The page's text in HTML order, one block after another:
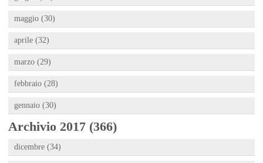
maggio (30)
aprile (32)
marzo (29)
febbraio (28)
gennaio (30)
Archivio 2017 (366)
dicembre (34)